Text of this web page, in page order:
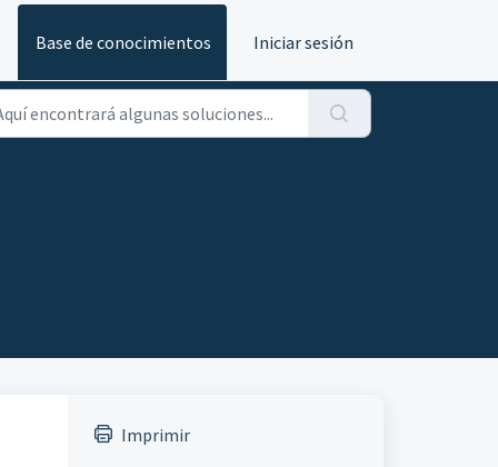
Base de conocimientos Iniciar sesión
Imprimir